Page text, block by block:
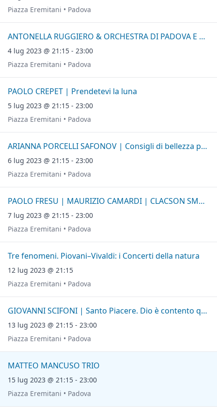
Piazza Eremitani • Padova
ANTONELLA RUGGIERO & ORCHESTRA DI PADOVA E DEL VENETO
4 lug 2023 @ 21:15 - 23:00
Piazza Eremitani • Padova
PAOLO CREPET | Prendetevi la luna
5 lug 2023 @ 21:15 - 23:00
Piazza Eremitani • Padova
ARIANNA PORCELLI SAFONOV | Consigli di bellezza per periferie
6 lug 2023 @ 21:15 - 23:00
Piazza Eremitani • Padova
PAOLO FRESU | MAURIZIO CAMARDI | CLACSON SMALL ORCHESTRA | ERNESTTICO
7 lug 2023 @ 21:15 - 23:00
Piazza Eremitani • Padova
Tre fenomeni. Piovani–Vivaldi: i Concerti della natura
12 lug 2023 @ 21:15
Piazza Eremitani • Padova
GIOVANNI SCIFONI | Santo Piacere. Dio è contento quando godo
13 lug 2023 @ 21:15 - 23:00
Piazza Eremitani • Padova
MATTEO MANCUSO TRIO
15 lug 2023 @ 21:15 - 23:00
Piazza Eremitani • Padova